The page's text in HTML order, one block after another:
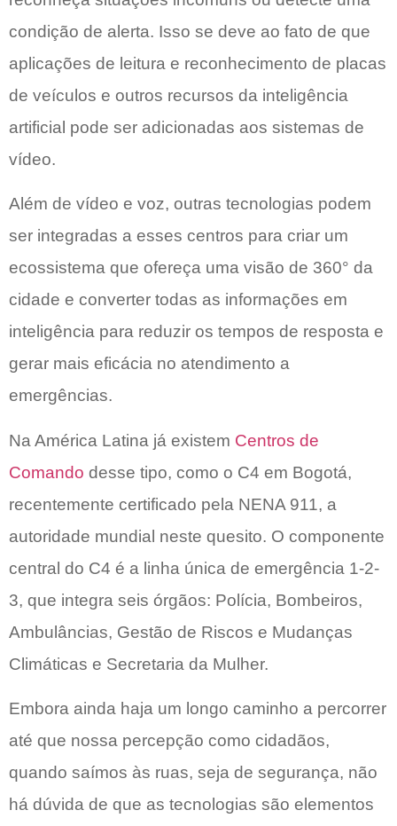
condição de alerta. Isso se deve ao fato de que
aplicações de leitura e reconhecimento de placas
de veículos e outros recursos da inteligência
artificial pode ser adicionadas aos sistemas de
vídeo.
Além de vídeo e voz, outras tecnologias podem
ser integradas a esses centros para criar um
ecossistema que ofereça uma visão de 360° da
cidade e converter todas as informações em
inteligência para reduzir os tempos de resposta e
gerar mais eficácia no atendimento a
emergências.
Na América Latina já existem Centros de
Comando desse tipo, como o C4 em Bogotá,
recentemente certificado pela NENA 911, a
autoridade mundial neste quesito. O componente
central do C4 é a linha única de emergência 1-2-
3, que integra seis órgãos: Polícia, Bombeiros,
Ambulâncias, Gestão de Riscos e Mudanças
Climáticas e Secretaria da Mulher.
Embora ainda haja um longo caminho a percorrer
até que nossa percepção como cidadãos,
quando saímos às ruas, seja de segurança, não
há dúvida de que as tecnologias são elementos